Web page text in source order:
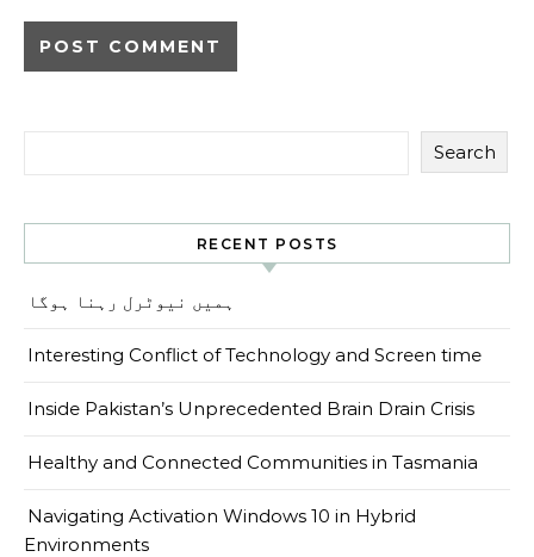
Search
RECENT POSTS
ہمیں نیوٹرل رہنا ہوگا
Interesting Conflict of Technology and Screen time
Inside Pakistan’s Unprecedented Brain Drain Crisis
Healthy and Connected Communities in Tasmania
Navigating Activation Windows 10 in Hybrid
Environments